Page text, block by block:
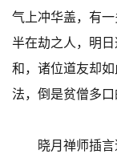
气上冲华盖，有一
半在劫之人，明
和，诸位道友却
法，倒是贫僧多口
晓月禅师插言